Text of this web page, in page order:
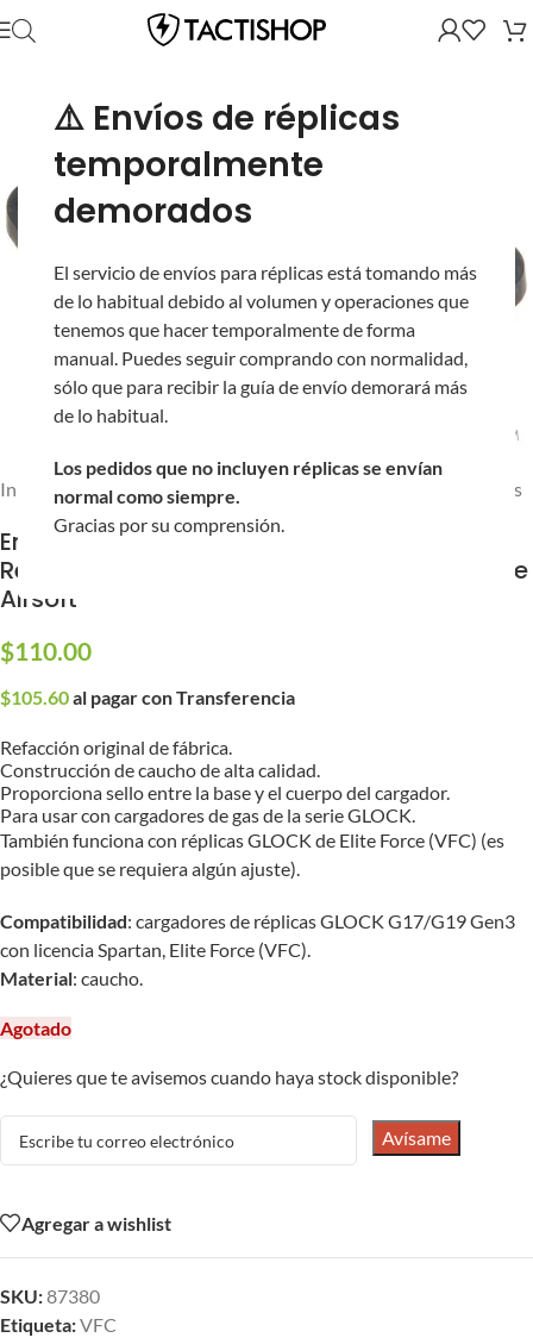
⚠️ Envíos de réplicas
temporalmente
demorados
El servicio de envíos para réplicas está tomando más
de lo habitual debido al volumen y operaciones que
tenemos que hacer temporalmente de forma
manual. Puedes seguir comprando con normalidad,
sólo que para recibir la guía de envío demorará más
de lo habitual.
Los pedidos que no incluyen réplicas se envían
normal como siempre.
Gracias por su comprensión.
Inicio Partes y Accesorios/Partes Internas Empaques y O-Rings
Empaque para la Base del Cargador de
Réplicas GLOCK Spartan & Elite Force VFC de
Airsoft
$110.00
$105.60al pagar con Transferencia
Refacción original de fábrica.
Construcción de caucho de alta calidad.
Proporciona sello entre la base y el cuerpo del cargador.
Para usar con cargadores de gas de la serie GLOCK.
También funciona con réplicas GLOCK de Elite Force (VFC) (es
posible que se requiera algún ajuste).
Compatibilidad: cargadores de réplicas GLOCK G17/G19 Gen3
con licencia Spartan, Elite Force (VFC).
Material: caucho.
Agotado
¿Quieres que te avisemos cuando haya stock disponible?
Avísame
Agregar a wishlist
SKU:87380
Etiqueta:VFC